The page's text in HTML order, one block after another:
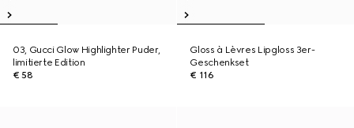
03, Gucci Glow Highlighter Puder,
limitierte Edition
€ 58
Gloss à Lèvres Lipgloss 3er-
Geschenkset
€ 116